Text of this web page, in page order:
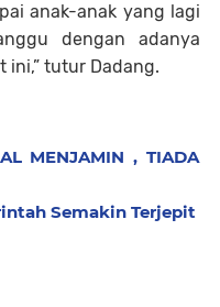
anak-anak yang lagi
dengan adanya
ini,” tutur Dadang.
MENJAMIN , TIADA
Semakin Terjepit